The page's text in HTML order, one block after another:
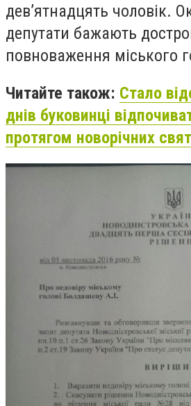
дев’ятнадцять чоловік.
депутати бажають
повноваження міського
Читайте також: Стало
днів буковинці
протягом новорічних свят